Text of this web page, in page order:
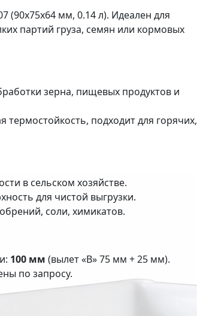
(90x75x64 мм, 0.14 л). Идеален для
партий груза, семян или кормовых
зерна, пищевых продуктов и
термостойкость, подходит для горячих,
в сельском хозяйстве.
для чистой выгрузки.
соли, химикатов.
100 мм (вылет «В» 75 мм + 25 мм).
по запросу.